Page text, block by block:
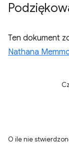
Ten dokument
Nathana
O ile nie